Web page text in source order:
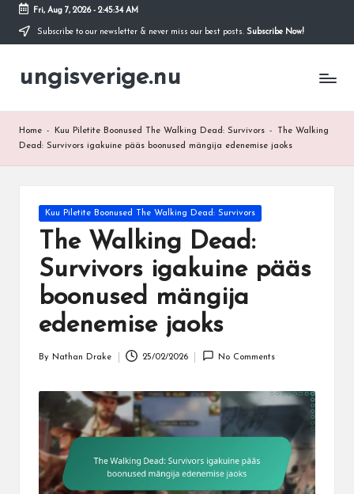
Skip
content
Fri, Aug 7, 2026- 2:45:34 AM
Subscribe to our newsletter & never miss our best posts. Subscribe Now!
ungisverige.nu
Home - Kuu Piletite Boonused The Walking Dead: Survivors -
The Walking
Dead: Survivors igakuine pääs boonused mängija edenemise jaoks
Posted
in
Kuu Piletite Boonused The Walking Dead: Survivors
The Walking Dead:
Survivors igakuine pääs
boonused mängija
edenemise jaoks
By Nathan Drake 25/02/2026 No Comments